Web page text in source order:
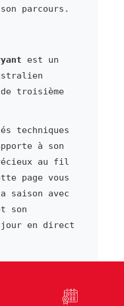
parcours.
est un
troisième
techniques
à son
au fil
page vous
saison avec
son
en direct
Joueur suivant ➜